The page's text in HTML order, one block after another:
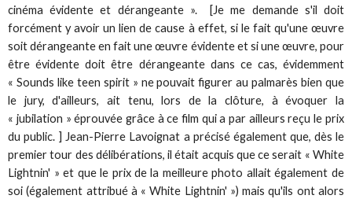
cinéma évidente et dérangeante ». [Je me demande s'il doit
forcément y avoir un lien de cause à effet, si le fait qu'une œuvre
soit dérangeante en fait une œuvre évidente et si une œuvre, pour
être évidente doit être dérangeante dans ce cas, évidemment
« Sounds like teen spirit » ne pouvait figurer au palmarès bien que
le jury, d'ailleurs, ait tenu, lors de la clôture, à évoquer la
« jubilation » éprouvée grâce à ce film qui a par ailleurs reçu le prix
du public. ] Jean-Pierre Lavoignat a précisé également que, dès le
premier tour des délibérations, il était acquis que ce serait « White
Lightnin' » et que le prix de la meilleure photo allait également de
soi (également attribué à « White Lightnin' ») mais qu'ils ont alors